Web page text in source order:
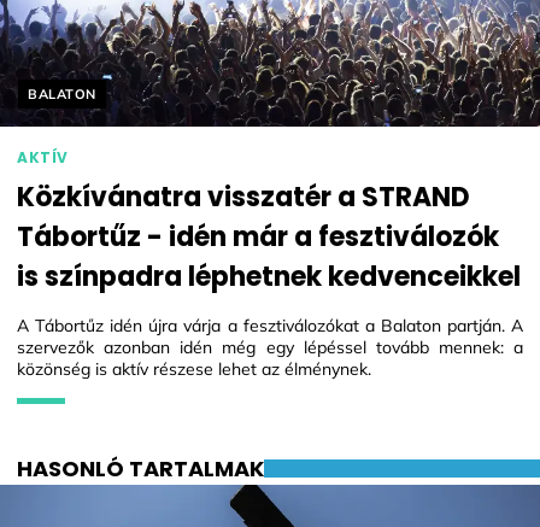
Helyszín címkék:
BALATON
AKTÍV
Közkívánatra visszatér a STRAND
Tábortűz - idén már a fesztiválozók
is színpadra léphetnek kedvenceikkel
A Tábortűz idén újra várja a fesztiválozókat a Balaton partján. A
szervezők azonban idén még egy lépéssel tovább mennek: a
közönség is aktív részese lehet az élménynek.
HASONLÓ TARTALMAK